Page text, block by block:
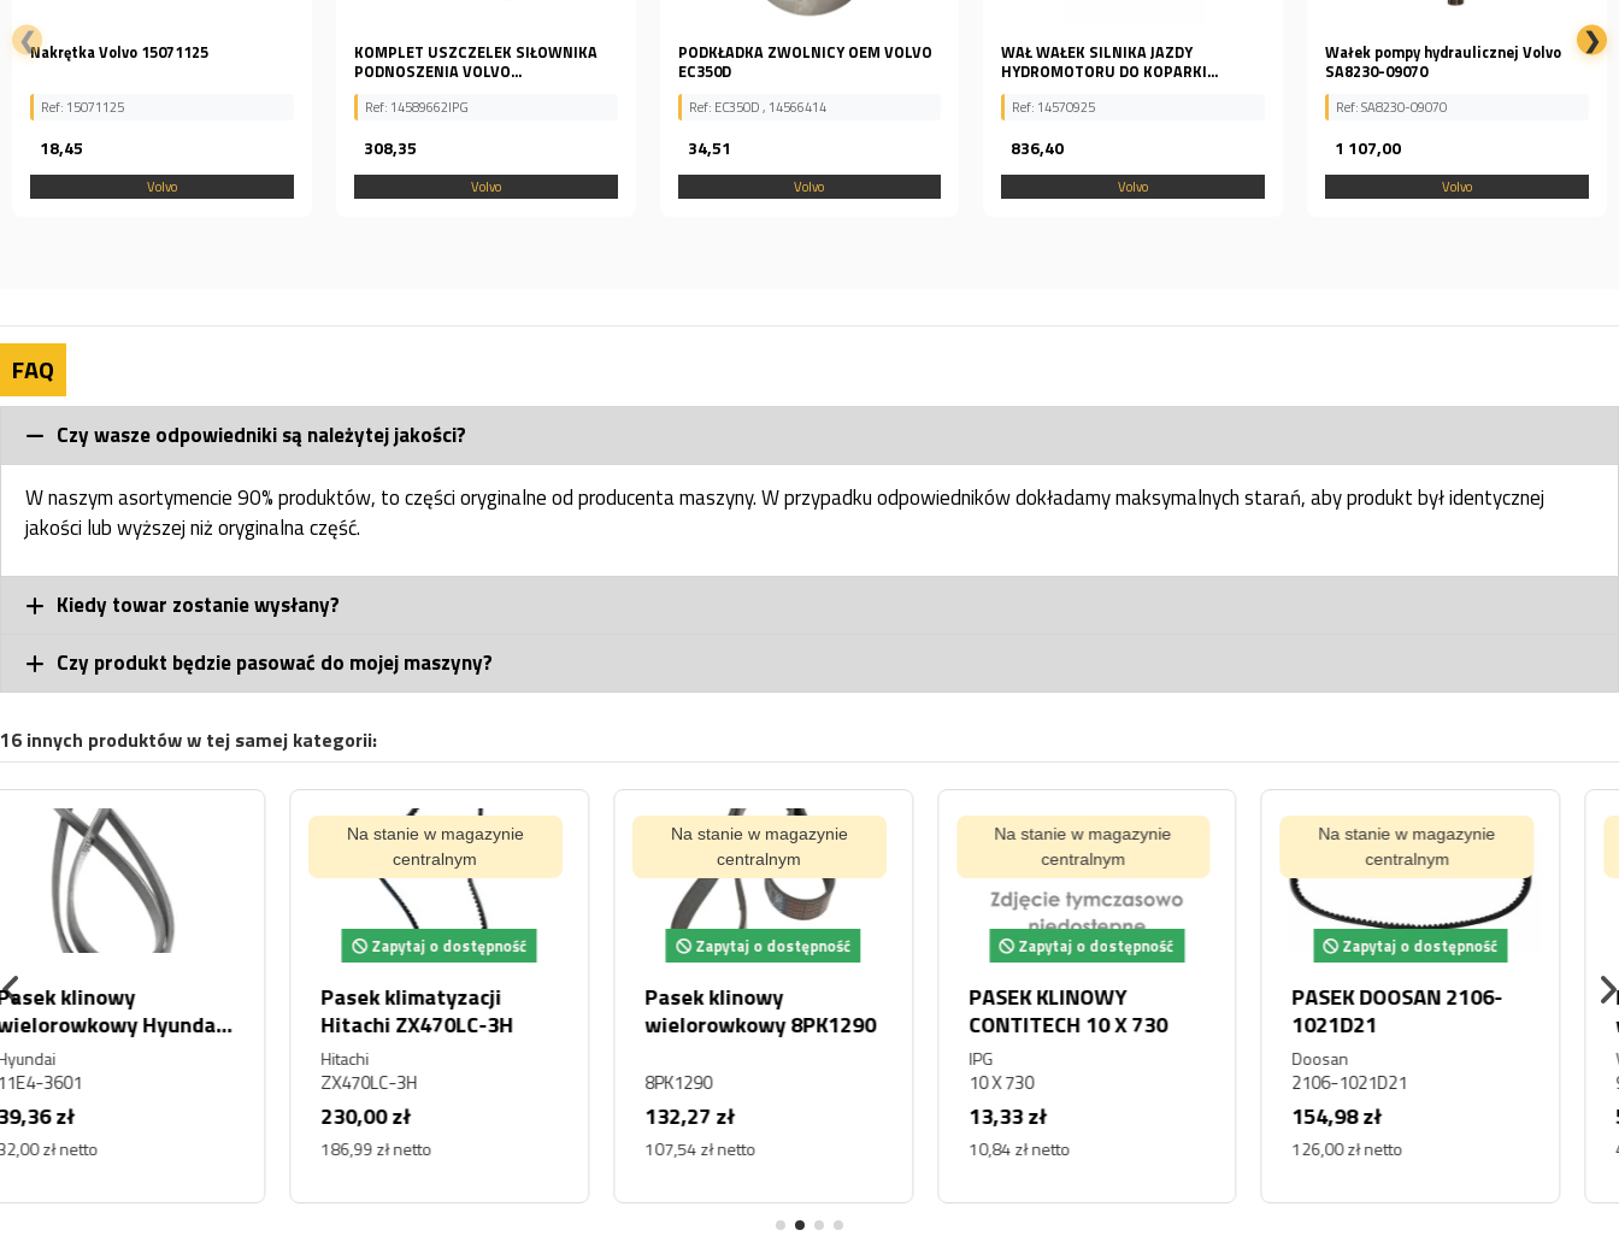
KOMPLET USZCZELEK SIŁOWNIKA
Ref: 14589662IPG
308,35
Volvo
PODKŁADKA ZWOLNICY OEM VOLVO
EC350D
Ref: EC350D , 14566414
34,51
Volvo
WAŁ WAŁEK SILNIKA JAZDY
HYDROMOTORU DO KOPARKI...
Ref: 14570925
836,40
Volvo
Wałek pompy hydraulicznej Volvo
SA8230-09070
Ref: SA8230-09070
1 107,00
Volvo
SWORZEŃ SATELITY ZWOLNICY OEM
VOLVO EC300E
Ref: EC300E, 14599951
209,69
Volvo
❮ ❯
FAQ
Czy wasze odpowiedniki są należytej jakości?
W naszym asortymencie 90% produktów, to części oryginalne od producenta maszyny. W przypadku odpowiedników dokładamy maksymalnych starań, aby produkt był identycznej
jakości lub wyższej niż oryginalna część.
Kiedy towar zostanie wysłany?
Czy produkt będzie pasować do mojej maszyny?
16 innych produktów w tej samej kategorii:
Na stanie w magazynie
centralnym
Zapytaj o dostępność
Pasek klimatyzacji
Hitachi ZX470LC-3H
Hitachi
ZX470LC-3H
230,00 zł
186,99 zł netto
Na stanie w magazynie
centralnym
Zapytaj o dostępność
Pasek klinowy
wielorowkowy 8PK1290
8PK1290
132,27 zł
107,54 zł netto
Na stanie w magazynie
centralnym
Zapytaj o dostępność
PASEK KLINOWY
CONTITECH 10 X 730
10 X 730
13,33 zł
10,84 zł netto
Na stanie w magazynie
centralnym
Zapytaj o dostępność
PASEK DOOSAN 2106-
1021D21
2106-1021D21
154,98 zł
126,00 zł netto
Na stanie w magazynie
centralnym
Zapytaj o dostępność
Pasek klinowy
wielorowkowy Volvo
9817-12420
Volvo
9817-12420
59,04 zł
48,00 zł netto